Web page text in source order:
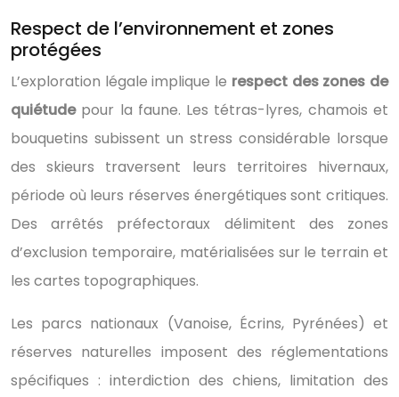
Respect de l’environnement et zones
protégées
L’exploration légale implique le respect des zones de
quiétudepour la faune. Les tétras-lyres, chamois et
bouquetins subissent un stress considérable lorsque
des skieurs traversent leurs territoires hivernaux,
période où leurs réserves énergétiques sont critiques.
Des arrêtés préfectoraux délimitent des zones
d’exclusion temporaire, matérialisées sur le terrain et
les cartes topographiques.
Les parcs nationaux (Vanoise, Écrins, Pyrénées) et
réserves naturelles imposent des réglementations
spécifiques : interdiction des chiens, limitation des